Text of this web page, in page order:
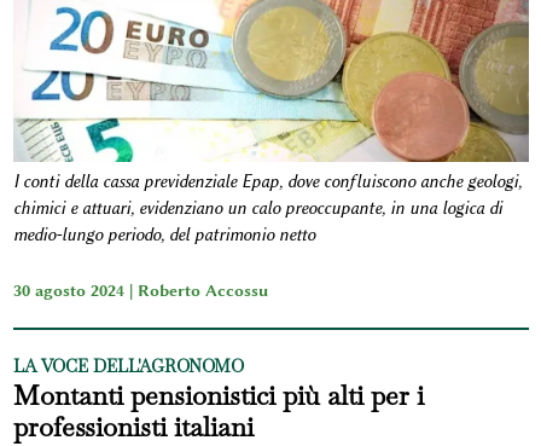
I conti della cassa previdenziale Epap, dove confluiscono anche geologi,
chimici e attuari, evidenziano un calo preoccupante, in una logica di
medio-lungo periodo, del patrimonio netto
30 agosto 2024 | Roberto Accossu
LA VOCE DELL'AGRONOMO
Montanti pensionistici più alti per i
professionisti italiani